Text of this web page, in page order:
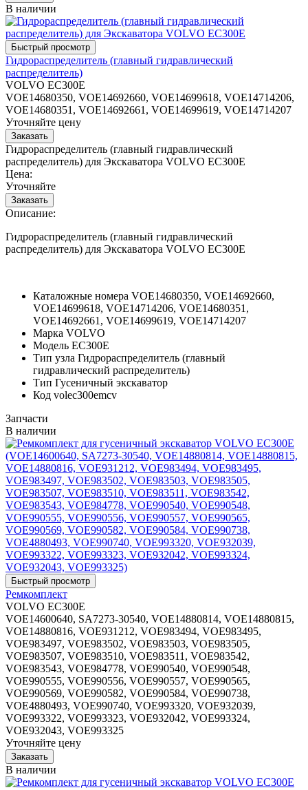
В наличии
Гидрораспределитель (главный гидравлический
распределитель)
VOLVO EC300E
VOE14680350, VOE14692660, VOE14699618, VOE14714206,
VOE14680351, VOE14692661, VOE14699619, VOE14714207
Уточняйте цену
Гидрораспределитель (главный гидравлический
распределитель) для Экскаватора VOLVO EC300E
Цена:
Уточняйте
Описание:
Гидрораспределитель (главный гидравлический
распределитель) для Экскаватора VOLVO EC300E
Каталожные номера VOE14680350, VOE14692660,
VOE14699618, VOE14714206, VOE14680351,
VOE14692661, VOE14699619, VOE14714207
Марка VOLVO
Модель EC300E
Тип узла Гидрораспределитель (главный
гидравлический распределитель)
Тип Гусеничный экскаватор
Код volec300emcv
Запчасти
В наличии
Ремкомплект
VOLVO EC300E
VOE14600640, SA7273-30540, VOE14880814, VOE14880815,
VOE14880816, VOE931212, VOE983494, VOE983495,
VOE983497, VOE983502, VOE983503, VOE983505,
VOE983507, VOE983510, VOE983511, VOE983542,
VOE983543, VOE984778, VOE990540, VOE990548,
VOE990555, VOE990556, VOE990557, VOE990565,
VOE990569, VOE990582, VOE990584, VOE990738,
VOE4880493, VOE990740, VOE993320, VOE932039,
VOE993322, VOE993323, VOE932042, VOE993324,
VOE932043, VOE993325
Уточняйте цену
В наличии